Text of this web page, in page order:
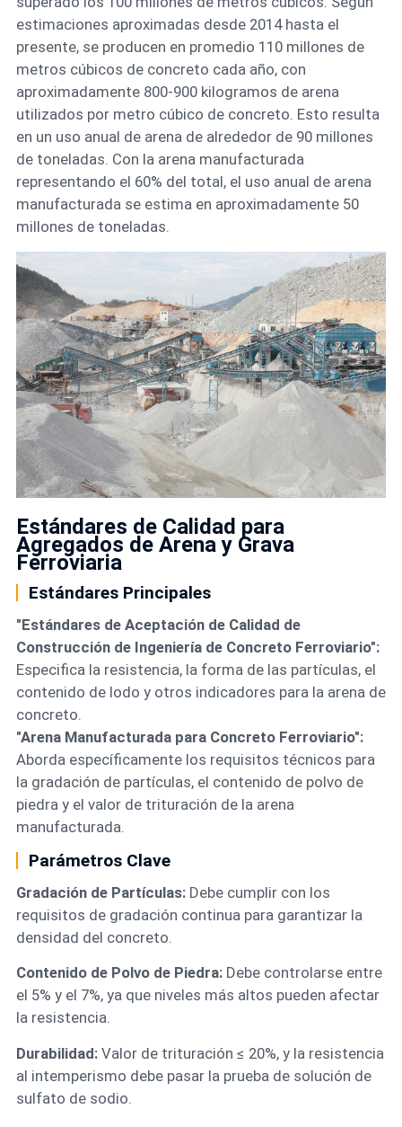
estimaciones aproximadas desde 2014 hasta el
presente, se producen en promedio 110 millones de
metros cúbicos de concreto cada año, con
aproximadamente 800-900 kilogramos de arena
utilizados por metro cúbico de concreto. Esto resulta
en un uso anual de arena de alrededor de 90 millones
de toneladas. Con la arena manufacturada
representando el 60% del total, el uso anual de arena
manufacturada se estima en aproximadamente 50
millones de toneladas.
Estándares de Calidad para
Agregados de Arena y Grava
Ferroviaria
Estándares Principales
"Estándares de Aceptación de Calidad de
Construcción de Ingeniería de Concreto Ferroviario":
Especifica la resistencia, la forma de las partículas, el
contenido de lodo y otros indicadores para la arena de
concreto.
"Arena Manufacturada para Concreto Ferroviario":
Aborda específicamente los requisitos técnicos para
la gradación de partículas, el contenido de polvo de
piedra y el valor de trituración de la arena
manufacturada.
Parámetros Clave
Gradación de Partículas:Debe cumplir con los
requisitos de gradación continua para garantizar la
densidad del concreto.
Contenido de Polvo de Piedra:Debe controlarse entre
el 5% y el 7%, ya que niveles más altos pueden afectar
la resistencia.
Durabilidad:Valor de trituración ≤ 20%, y la resistencia
al intemperismo debe pasar la prueba de solución de
sulfato de sodio.